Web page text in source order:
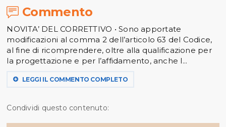
Commento
NOVITA’ DEL CORRETTIVO • Sono apportate
modificazioni al comma 2 dell’articolo 63 del Codice,
al fine di ricomprendere, oltre alla qualificazione per
la progettazione e per l’affidamento, anche l...
LEGGI IL COMMENTO COMPLETO
Condividi questo contenuto: